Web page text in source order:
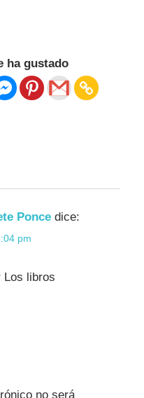
ha gustado
Ponce dice:
pm
Los libros
no será